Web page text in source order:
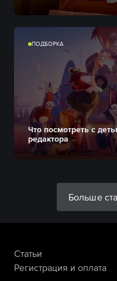
ПОДБОРКА
Что посмотреть с
редактора
Больше
Статьи
Регистрация и оплата